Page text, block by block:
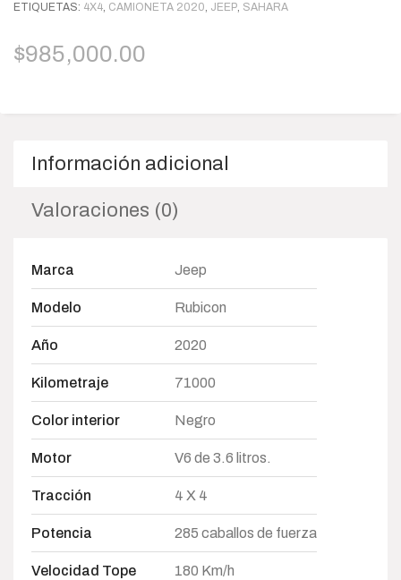
ETIQUETAS: 4X4, CAMIONETA 2020, JEEP, SAHARA
$985,000.00
Información adicional
Valoraciones (0)
Marca Jeep
Modelo Rubicon
Año 2020
Kilometraje 71000
Color interior Negro
Motor V6 de 3.6 litros.
Tracción 4 X 4
Potencia 285 caballos de fuerza
Velocidad Tope 180 Km/h